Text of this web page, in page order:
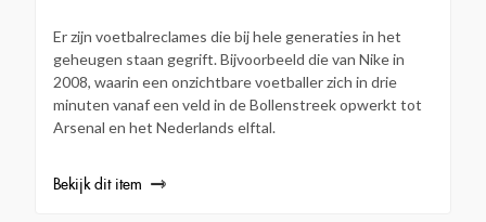
Er zijn voetbalreclames die bij hele generaties in het
geheugen staan gegrift. Bijvoorbeeld die van Nike in
2008, waarin een onzichtbare voetballer zich in drie
minuten vanaf een veld in de Bollenstreek opwerkt tot
Arsenal en het Nederlands elftal.
Bekijk dit item